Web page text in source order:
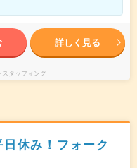
詳しく見る
タッフィング
休み！フォーク